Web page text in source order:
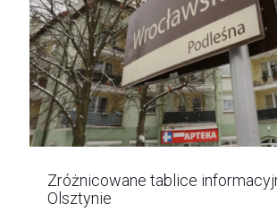
Zróżnicowane tablice
Olsztynie